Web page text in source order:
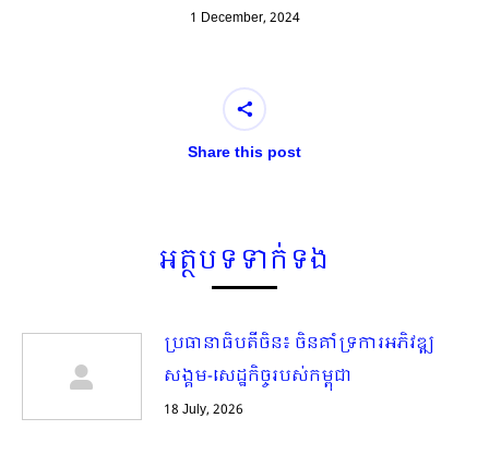
1 December, 2024
Share this post
អត្ថបទទាក់ទង
ប្រធានាធិបតីចិន៖ ចិនគាំទ្រការអភិវឌ្ឍ
សង្គម-សេដ្ឋកិច្ចរបស់កម្ពុជា
18 July, 2026